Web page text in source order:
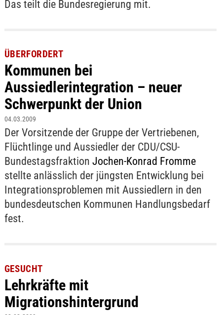
Das teilt die Bundesregierung mit.
ÜBERFORDERT
Kommunen bei
Aussiedlerintegration – neuer
Schwerpunkt der Union
04.03.2009
Der Vorsitzende der Gruppe der Vertriebenen,
Flüchtlinge und Aussiedler der CDU/CSU-
Bundestagsfraktion Jochen-Konrad Fromme
stellte anlässlich der jüngsten Entwicklung bei
Integrationsproblemen mit Aussiedlern in den
bundesdeutschen Kommunen Handlungsbedarf
fest.
GESUCHT
Lehrkräfte mit
Migrationshintergrund